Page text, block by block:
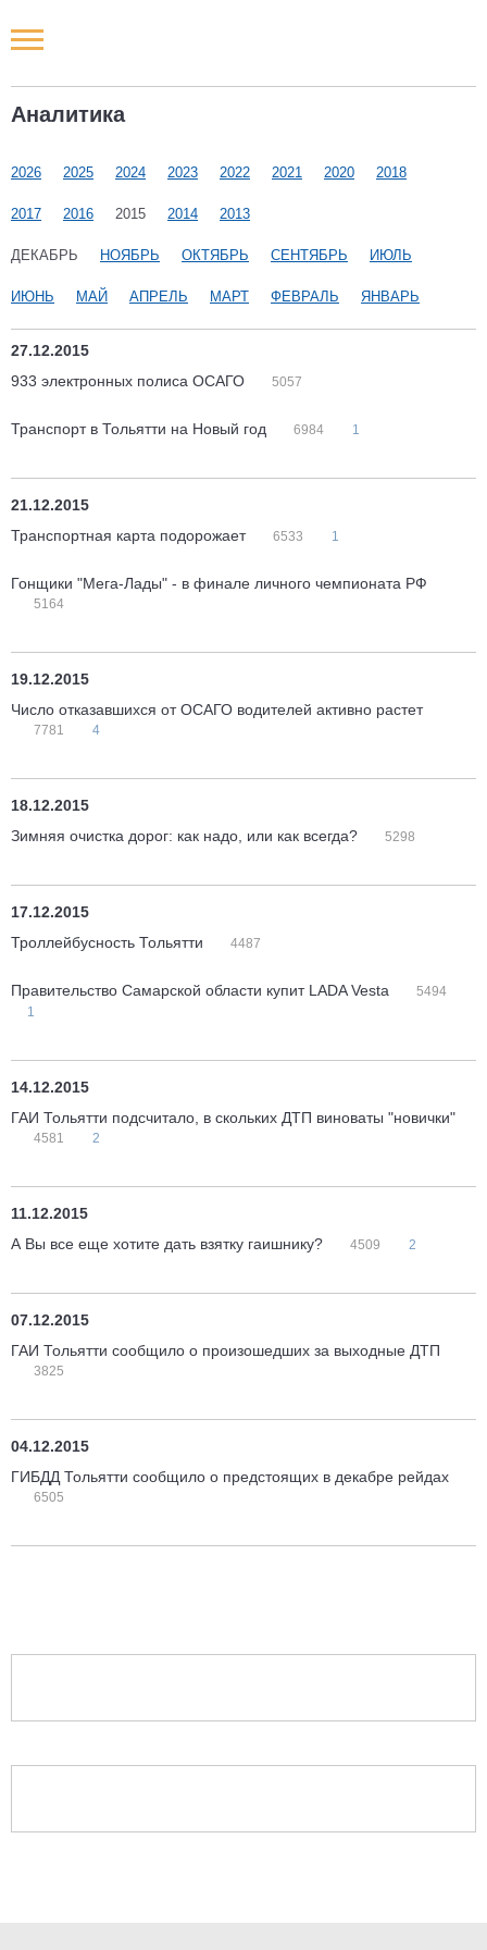
Аналитика
2026 2025 2024 2023 2022 2021 2020 2018
2017 2016 2015 2014 2013
ДЕКАБРЬ НОЯБРЬ ОКТЯБРЬ СЕНТЯБРЬ ИЮЛЬ
ИЮНЬ МАЙ АПРЕЛЬ МАРТ ФЕВРАЛЬ ЯНВАРЬ
27.12.2015
933 электронных полиса ОСАГО
5057
Транспорт в Тольятти на Новый год 6984 1
21.12.2015
Транспортная карта подорожает
6533 1
Гонщики "Мега-Лады" - в финале личного чемпионата РФ
5164
19.12.2015
Число отказавшихся от ОСАГО водителей активно растет
7781 4
18.12.2015
Зимняя очистка дорог: как надо, или как всегда?
5298
17.12.2015
Троллейбусность Тольятти
4487
Правительство Самарской области купит LADA Vesta
5494
1
14.12.2015
ГАИ Тольятти подсчитало, в скольких ДТП виноваты "новички"
4581 2
11.12.2015
А Вы все еще хотите дать взятку гаишнику?
4509 2
07.12.2015
ГАИ Тольятти сообщило о произошедших за выходные ДТП
3825
04.12.2015
ГИБДД Тольятти сообщило о предстоящих в декабре рейдах
6505
Новости РФ
Наши мероприятия
Статьи